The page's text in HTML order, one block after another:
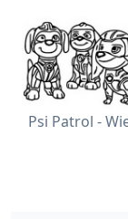
Psi Patrol -